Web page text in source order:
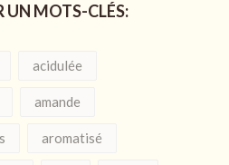
UN MOTS-CLÉS:
acidulée
amande
aromatisé